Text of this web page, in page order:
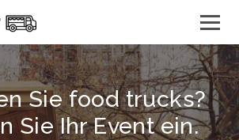
Sie food trucks?
Sie Ihr Event ein.